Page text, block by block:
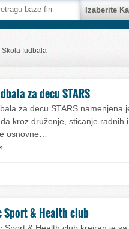
Izaberite
Skola fudbala
za decu STARS
za decu STARS namenjena
kroz druženje, sticanje radnih
osnovne…
Sport & Health club